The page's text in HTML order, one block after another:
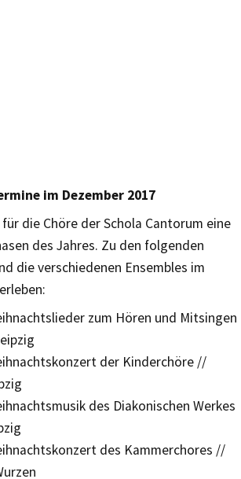
im Dezember 2017
die Chöre der Schola Cantorum eine
des Jahres. Zu den folgenden
die verschiedenen Ensembles im
zum Hören und Mitsingen
der Kinderchöre //
des Diakonischen Werkes
des Kammerchores //